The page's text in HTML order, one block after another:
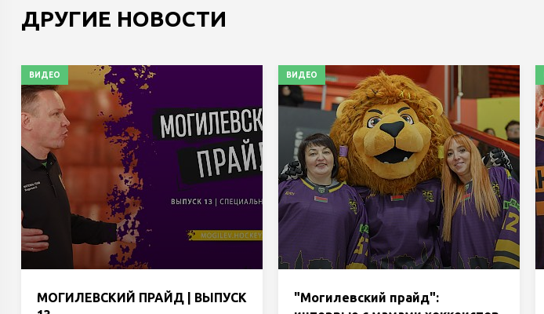
ДРУГИЕ НОВОСТИ
ВИДЕО
МОГИЛЕВСКИЙ ПРАЙД | ВЫПУСК
ВИДЕО
"Могилевский прайд":